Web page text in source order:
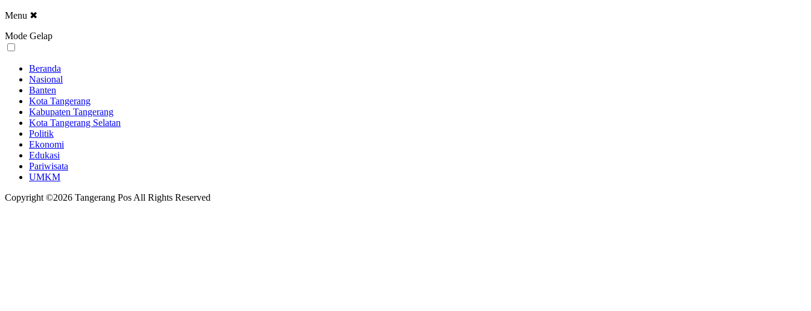
Menu ✖
Mode Gelap
Beranda
Nasional
Banten
Kota Tangerang
Kabupaten Tangerang
Kota Tangerang Selatan
Politik
Ekonomi
Edukasi
Pariwisata
UMKM
Copyright ©2026 Tangerang Pos All Rights Reserved